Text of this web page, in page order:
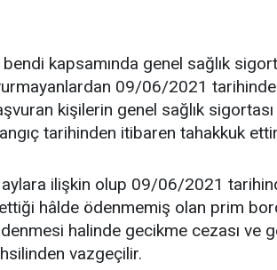
kapsamında genel sağlık
09/06/2021
kişilerin genel sağlık
tarihinden itibaren tahakkuk
aylara ilişkin olup 09/06/2021
hâlde ödenmemiş olan prim
halinde gecikme cezası ve
vazgeçilir.